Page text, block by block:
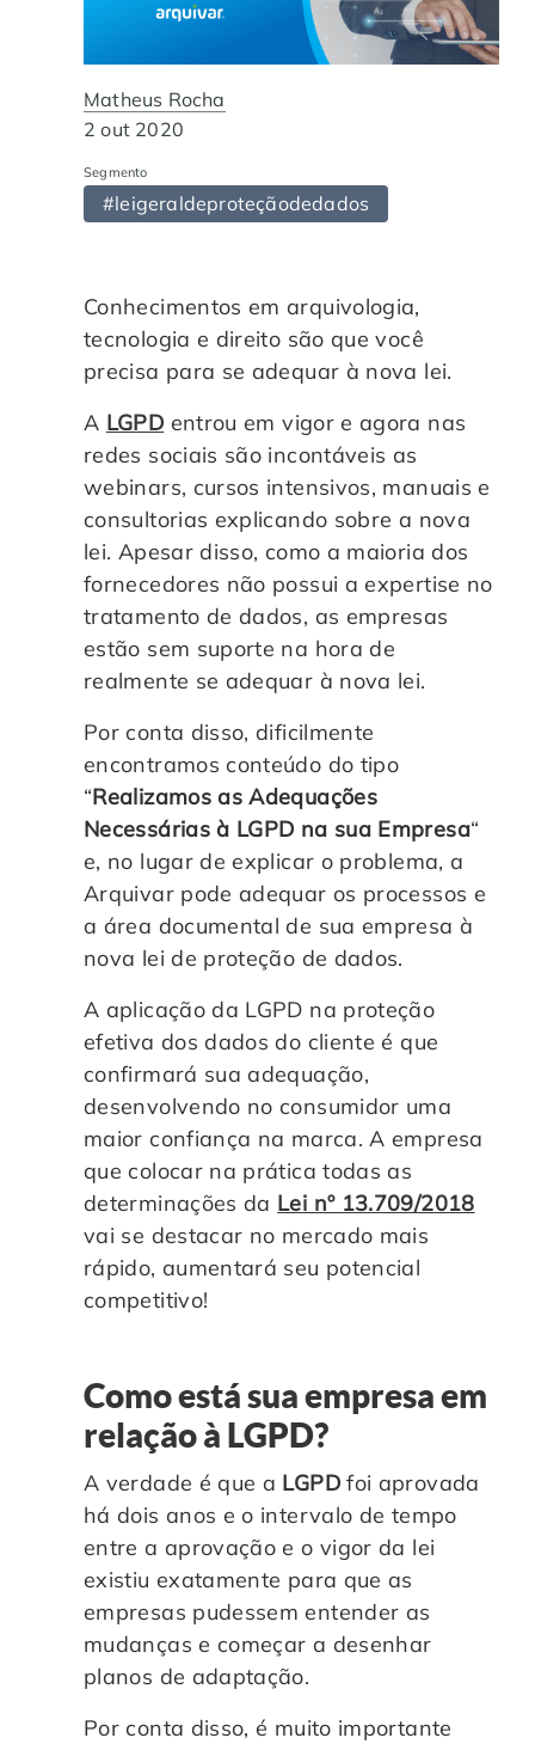
Automação de Processos
Educação Corporativa
Adequação à LGPD
Auditoria de Processos
Transformação Digital
Gestão do Departamento Pessoal
Controle e Organização de Documentos Físicos
Guarda de Documentos
Consultoria Documental
Hospitais e Clínicas
Instituições de Ensino
Departamento Financeiro
Cooperativas
Cases de Sucesso
Nossas Unidades
Trabalhe Conosco
DESCUBRA
Matheus Rocha
2 out 2020
Segmento
#leigeraldeproteçãodedados
Conhecimentos em arquivologia,
tecnologia e direito são que você
precisa para se adequar à nova lei.
A LGPD entrou em vigor e agora nas
redes sociais são incontáveis as
webinars, cursos intensivos, manuais e
consultorias explicando sobre a nova
lei. Apesar disso, como a maioria dos
fornecedores não possui a expertise no
tratamento de dados, as empresas
estão sem suporte na hora de
realmente se adequar à nova lei.
Por conta disso, dificilmente
encontramos conteúdo do tipo
“Realizamos as Adequações
Necessárias à LGPD na sua Empresa“
e, no lugar de explicar o problema, a
Arquivar pode adequar os processos e
a área documental de sua empresa à
nova lei de proteção de dados.
A aplicação da LGPD na proteção
efetiva dos dados do cliente é que
confirmará sua adequação,
desenvolvendo no consumidor uma
maior confiança na marca. A empresa
que colocar na prática todas as
determinações da Lei nº 13.709/2018
vai se destacar no mercado mais
rápido, aumentará seu potencial
competitivo!
Como está sua empresa em
relação à LGPD?
A verdade é que a LGPDfoi aprovada
há dois anos e o intervalo de tempo
entre a aprovação e o vigor da lei
existiu exatamente para que as
empresas pudessem entender as
mudanças e começar a desenhar
planos de adaptação.
Por conta disso, é muito importante